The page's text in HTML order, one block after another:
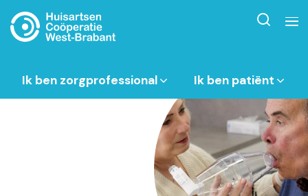
Ik ben zorgprofessional Ik ben patiënt